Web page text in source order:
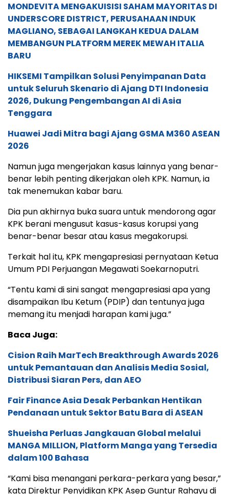
MONDEVITA MENGAKUISISI SAHAM MAYORITAS DI
UNDERSCORE DISTRICT, PERUSAHAAN INDUK
MAGLIANO, SEBAGAI LANGKAH KEDUA DALAM
MEMBANGUN PLATFORM MEREK MEWAH ITALIA
BARU
HIKSEMI Tampilkan Solusi Penyimpanan Data
untuk Seluruh Skenario di Ajang DTI Indonesia
2026, Dukung Pengembangan AI di Asia
Tenggara
Huawei Jadi Mitra bagi Ajang GSMA M360 ASEAN
2026
Namun juga mengerjakan kasus lainnya yang benar-
benar lebih penting dikerjakan oleh KPK. Namun, ia
tak menemukan kabar baru.
Dia pun akhirnya buka suara untuk mendorong agar
KPK berani mengusut kasus-kasus korupsi yang
benar-benar besar atau kasus megakorupsi.
Terkait hal itu, KPK mengapresiasi pernyataan Ketua
Umum PDI Perjuangan Megawati Soekarnoputri.
“Tentu kami di sini sangat mengapresiasi apa yang
disampaikan Ibu Ketum (PDIP) dan tentunya juga
memang itu menjadi harapan kami juga.”
Baca Juga:
Cision Raih MarTech Breakthrough Awards 2026
untuk Pemantauan dan Analisis Media Sosial,
Distribusi Siaran Pers, dan AEO
Fair Finance Asia Desak Perbankan Hentikan
Pendanaan untuk Sektor Batu Bara di ASEAN
Shueisha Perluas Jangkauan Global melalui
MANGA MILLION, Platform Manga yang Tersedia
dalam 100 Bahasa
“Kami bisa menangani perkara-perkara yang besar,”
kata Direktur Penyidikan KPK Asep Guntur Rahayu di